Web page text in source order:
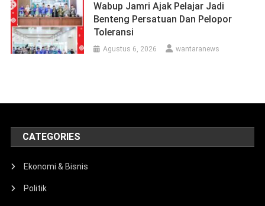
Wabup Jamri Ajak Pelajar Jadi
Benteng Persatuan Dan Pelopor
Toleransi
Agustus 6, 2026 wantaranews
CATEGORIES
Ekonomi & Bisnis
Politik